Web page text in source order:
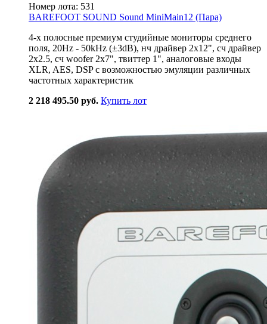
Номер лота: 531
BAREFOOT SOUND Sound MiniMain12 (Пара)
4-х полосные премиум студийные мониторы среднего
поля, 20Hz - 50kHz (±3dB), нч драйвер 2x12", сч драйвер
2x2.5, сч woofer 2x7", твиттер 1", аналоговые входы
XLR, AES, DSP с возможностью эмуляции различных
частотных характеристик
2 218 495.50 руб. Купить лот